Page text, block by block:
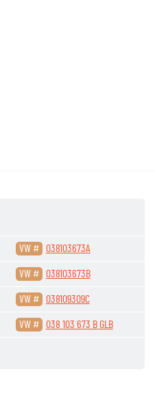
VW # 038103673A
VW # 038103673B
VW # 038109309C
VW # 038 103 673 B GLB